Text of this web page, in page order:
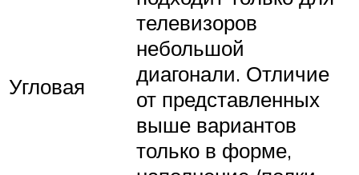
Угловая
телевизоров
небольшой
диагонали. Отличие
от представленных
выше вариантов
только в форме,